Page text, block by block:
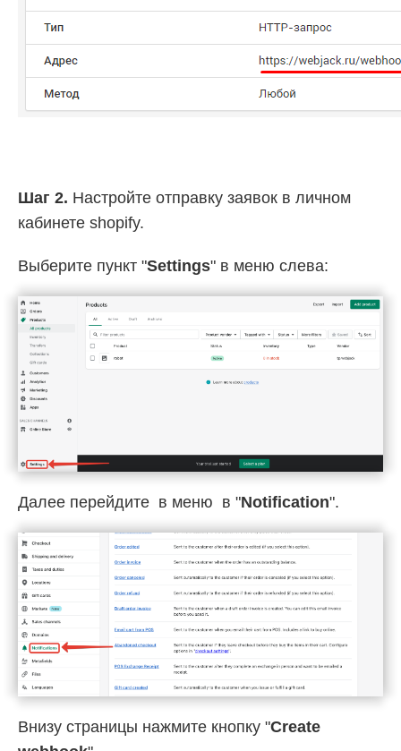
Шаг 2. Настройте отправку заявок в личном
кабинете shopify.
Выберите пункт "Settings" в меню слева:
Далее перейдите в меню в "Notification".
Внизу страницы нажмите кнопку "Create